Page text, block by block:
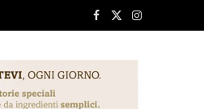
Facebook
X
Instagram